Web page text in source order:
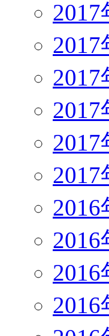
2017
2017
2017
2017
2017
2017
2016
2016
2016
2016